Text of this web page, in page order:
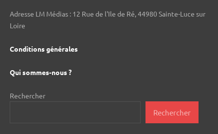
Adresse LM Médias : 12 Rue de l'Ile de Ré, 44980 Sainte-Luce sur
Loire
Conditions générales
Qui sommes-nous ?
Rechercher
Rechercher